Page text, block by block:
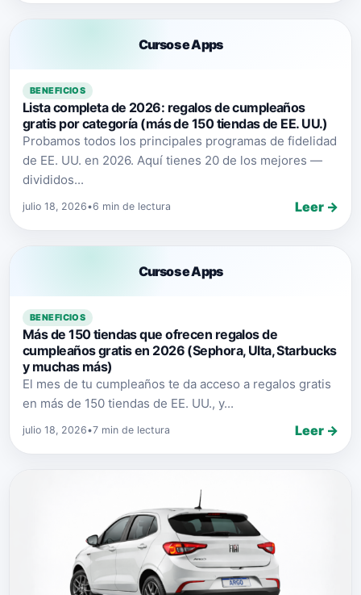
Cursos e Apps
BENEFICIOS
Lista completa de 2026: regalos de cumpleaños
gratis por categoría (más de 150 tiendas de EE. UU.)
Probamos todos los principales programas de fidelidad
de EE. UU. en 2026. Aquí tienes 20 de los mejores —
divididos...
julio 18, 2026•6 min de lectura Leer →
Cursos e Apps
BENEFICIOS
Más de 150 tiendas que ofrecen regalos de
cumpleaños gratis en 2026 (Sephora, Ulta, Starbucks
y muchas más)
El mes de tu cumpleaños te da acceso a regalos gratis
en más de 150 tiendas de EE. UU., y...
julio 18, 2026•7 min de lectura Leer →